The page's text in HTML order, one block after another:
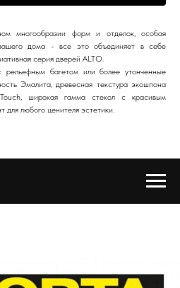
многообразии форм и отделок, особая
дома - все это объединяет в себе
серия дверей ALTO.
багетом или более утонченные
Эмалита, древесная текстура экошпона
широкая гамма стекол с красивым
для любого ценителя эстетики.